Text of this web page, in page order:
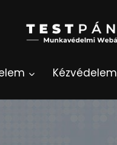
Kézvédelem